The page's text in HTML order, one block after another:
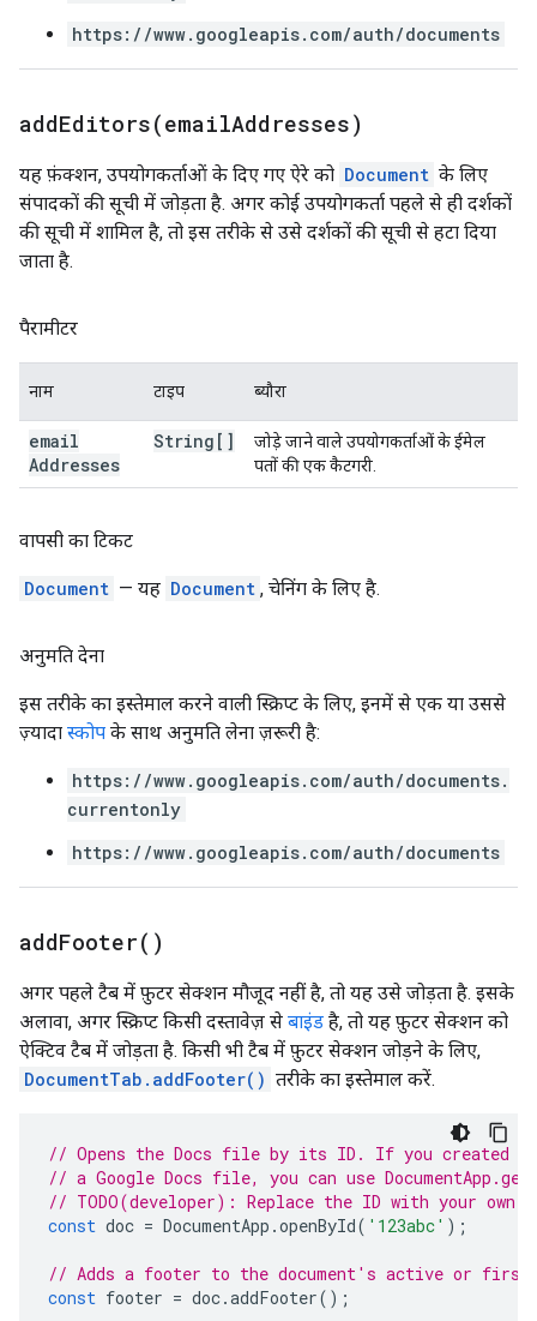
https://www.googleapis.com/auth/documents
addEditors(emailAddresses)
यह फ़ंक्शन, उपयोगकर्ताओं के दिए गए ऐरे को Document के लिए
संपादकों की सूची में जोड़ता है. अगर कोई उपयोगकर्ता पहले से ही दर्शकों
की सूची में शामिल है, तो इस तरीके से उसे दर्शकों की सूची से हटा दिया
जाता है.
पैरामीटर
नाम टाइप ब्यौरा
email
Addresses
String[]
जोड़े जाने वाले उपयोगकर्ताओं के ईमेल
पतों की एक कैटगरी.
वापसी का टिकट
Document — यह Document , चेनिंग के लिए है.
अनुमति देना
इस तरीके का इस्तेमाल करने वाली स्क्रिप्ट के लिए, इनमें से एक या उससे
ज़्यादा स्कोप के साथ अनुमति लेना ज़रूरी है:
https://www.googleapis.com/auth/documents.
currentonly
https://www.googleapis.com/auth/documents
addFooter( )
अगर पहले टैब में फ़ुटर सेक्शन मौजूद नहीं है, तो यह उसे जोड़ता है. इसके
अलावा, अगर स्क्रिप्ट किसी दस्तावेज़ से बाइंड है, तो यह फ़ुटर सेक्शन को
ऐक्टिव टैब में जोड़ता है. किसी भी टैब में फ़ुटर सेक्शन जोड़ने के लिए,
DocumentTab.addFooter() तरीके का इस्तेमाल करें.
// Opens the Docs file by its ID. If you created
// a Google Docs file, you can use
// TODO(developer): Replace the ID with your own.
const doc = DocumentApp .openById( '123abc' );
// Adds a footer to the document's active or
const footer = doc.addFooter();